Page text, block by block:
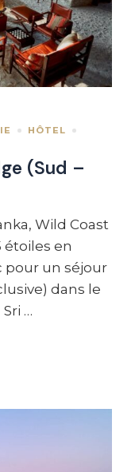
HÔTEL
(Sud –
Wild Coast
étoiles en
pour un séjour
dans le
…